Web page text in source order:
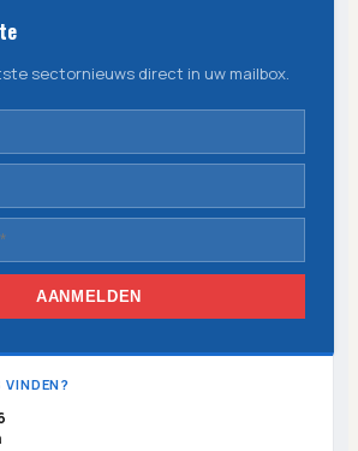
sectornieuws direct in uw mailbox.
AANMELDEN
VINDEN?